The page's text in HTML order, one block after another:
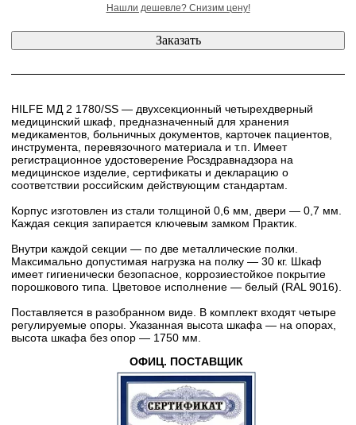
Нашли дешевле? Снизим цену!
HILFE МД 2 1780/SS — двухсекционный четырехдверный
медицинский шкаф, предназначенный для хранения
медикаментов, больничных документов, карточек пациентов,
инструмента, перевязочного материала и т.п. Имеет
регистрационное удостоверение Росздравнадзора на
медицинское изделие, сертификаты и декларацию о
соответствии российским действующим стандартам.
Корпус изготовлен из стали толщиной 0,6 мм, двери — 0,7 мм.
Каждая секция запирается ключевым замком Практик.
Внутри каждой секции — по две металлические полки.
Максимально допустимая нагрузка на полку — 30 кг. Шкаф
имеет гигиенически безопасное, коррозиестойкое покрытие
порошкового типа. Цветовое исполнение — белый (RAL 9016).
Поставляется в разобранном виде. В комплект входят четыре
регулируемые опоры. Указанная высота шкафа — на опорах,
высота шкафа без опор — 1750 мм.
ОФИЦ. ПОСТАВЩИК